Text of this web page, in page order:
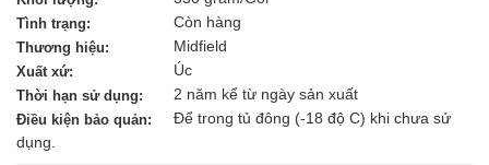
Tình trạng: Còn hàng
Thương hiệu: Midfield
Xuất xứ: Úc
Thời hạn sử dụng: 2 năm kể từ ngày sản xuất
Điều kiện bảo quản:
Để trong tủ đông (-18 độ C) khi chưa sử
dụng.